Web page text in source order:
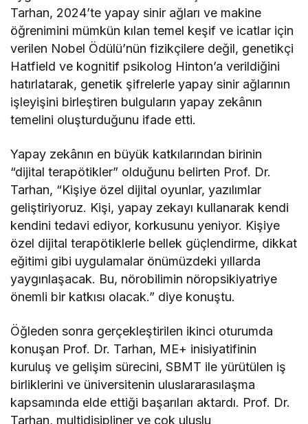
Tarhan, 2024’te yapay sinir ağları ve makine
öğrenimini mümkün kılan temel keşif ve icatlar için
verilen Nobel Ödülü’nün fizikçilere değil, genetikçi
Hatfield ve kognitif psikolog Hinton’a verildiğini
hatırlatarak, genetik şifrelerle yapay sinir ağlarının
işleyişini birleştiren bulguların yapay zekânın
temelini oluşturduğunu ifade etti.
Yapay zekânın en büyük katkılarından birinin
“dijital terapötikler” olduğunu belirten Prof. Dr.
Tarhan, “Kişiye özel dijital oyunlar, yazılımlar
geliştiriyoruz. Kişi, yapay zekayı kullanarak kendi
kendini tedavi ediyor, korkusunu yeniyor. Kişiye
özel dijital terapötiklerle bellek güçlendirme, dikkat
eğitimi gibi uygulamalar önümüzdeki yıllarda
yaygınlaşacak. Bu, nörobilimin nöropsikiyatriye
önemli bir katkısı olacak.” diye konuştu.
Öğleden sonra gerçekleştirilen ikinci oturumda
konuşan Prof. Dr. Tarhan, ME+ inisiyatifinin
kuruluş ve gelişim sürecini, SBMT ile yürütülen iş
birliklerini ve üniversitenin uluslararasılaşma
kapsamında elde ettiği başarıları aktardı. Prof. Dr.
Tarhan, multidisipliner ve çok uluslu